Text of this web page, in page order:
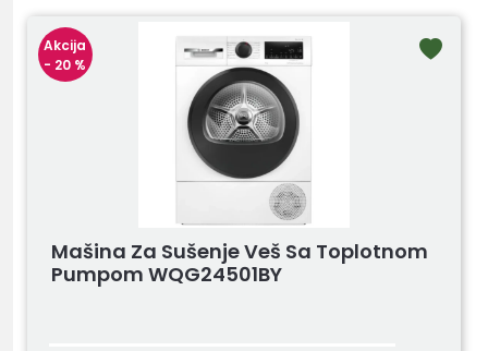
Akcija
- 20 %
Mašina Za Sušenje Veš Sa Toplotnom
Pumpom WQG24501BY